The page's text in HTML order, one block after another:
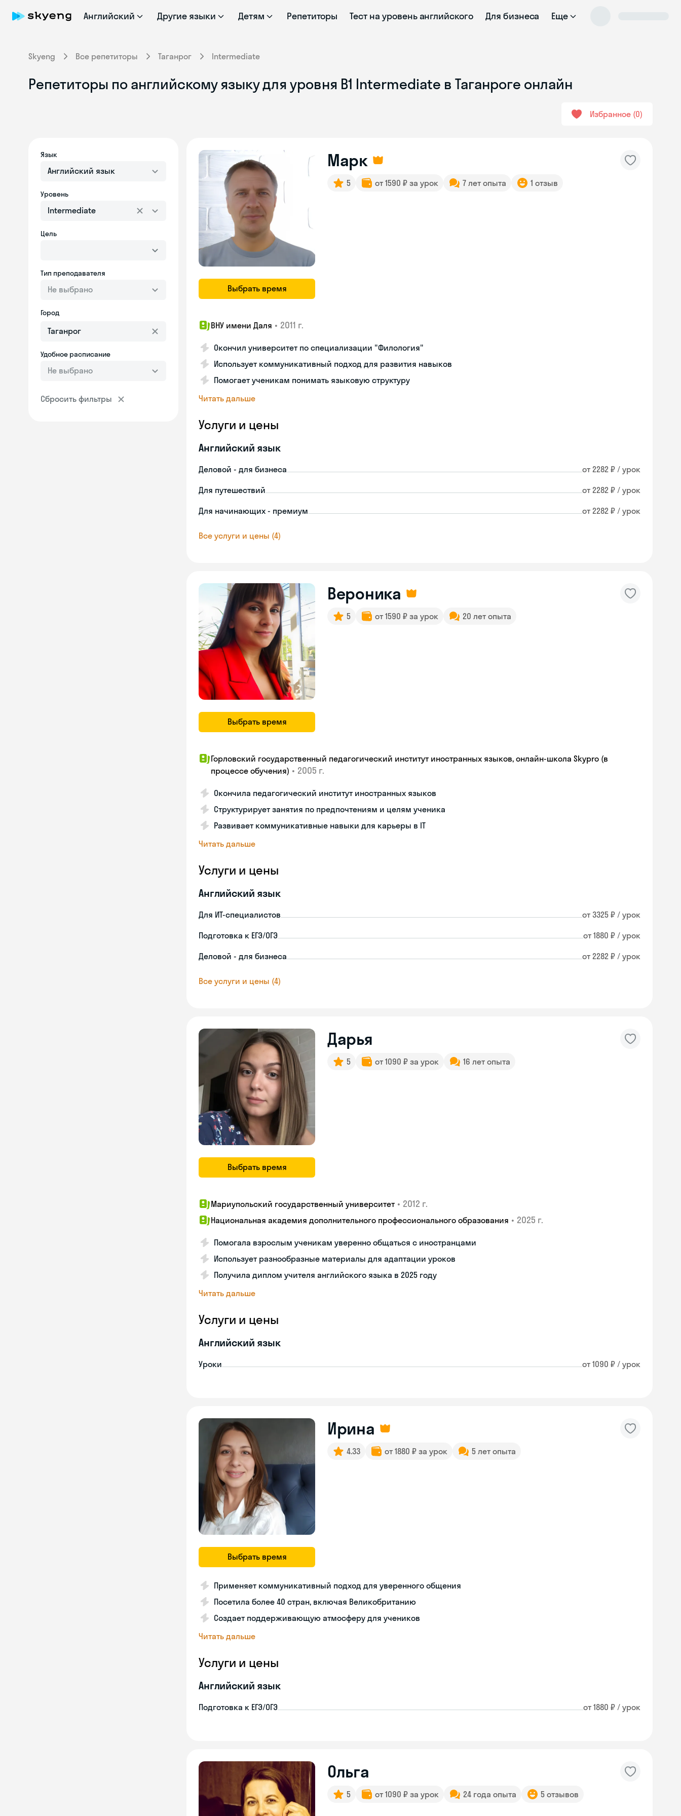
Английский Другие языки Детям Репетиторы Тест на уровень английского Для бизнеса Еще
Skyeng Все репетиторы Таганрог Intermediate
Репетиторы по английскому языку для уровня B1 Intermediate в Таганроге онлайн
Избранное 0
Язык
Английский язык
Уровень
Intermediate
Цель
Тип преподавателя
Не выбрано
Город
Удобное расписание
Не выбрано
Сбросить фильтры
Выбрать время
Марк
5 от 1590 ₽ за урок 7 лет опыта 1 отзыв
ВНУ имени Даля • 2011 г.
Окончил университет по специализации "Филология"
Использует коммуникативный подход для развития навыков
Помогает ученикам понимать языковую структуру
Читать дальше
Услуги и цены
Английский язык
Деловой - для бизнеса от 2282 ₽ / урок
Для путешествий от 2282 ₽ / урок
Для начинающих - премиум от 2282 ₽ / урок
Все услуги и цены (4)
Выбрать время
Вероника
5 от 1590 ₽ за урок 20 лет опыта
Горловский государственный педагогический институт иностранных языков, онлайн-школа Skypro (в
процессе обучения) • 2005 г.
Окончила педагогический институт иностранных языков
Структурирует занятия по предпочтениям и целям ученика
Развивает коммуникативные навыки для карьеры в IT
Читать дальше
Услуги и цены
Английский язык
Для ИТ-специалистов от 3325 ₽ / урок
Подготовка к ЕГЭ/ОГЭ от 1880 ₽ / урок
Деловой - для бизнеса от 2282 ₽ / урок
Все услуги и цены (4)
Выбрать время
Дарья
5 от 1090 ₽ за урок 16 лет опыта
Мариупольский государственный университет • 2012 г.
Национальная академия дополнительного профессионального образования • 2025 г.
Помогала взрослым ученикам уверенно общаться с иностранцами
Использует разнообразные материалы для адаптации уроков
Получила диплом учителя английского языка в 2025 году
Читать дальше
Услуги и цены
Английский язык
Уроки от 1090 ₽ / урок
Выбрать время
Ирина
4.33 от 1880 ₽ за урок 5 лет опыта
Применяет коммуникативный подход для уверенного общения
Посетила более 40 стран, включая Великобританию
Создает поддерживающую атмосферу для учеников
Читать дальше
Услуги и цены
Английский язык
Подготовка к ЕГЭ/ОГЭ от 1880 ₽ / урок
Ольга
5 от 1090 ₽ за урок 24 года опыта 5 отзывов
Skyeng Chat